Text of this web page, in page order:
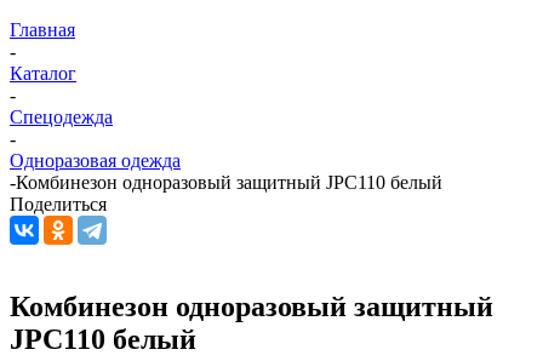
Главная
-
Каталог
-
Спецодежда
-
Одноразовая одежда
-Комбинезон одноразовый защитный JPC110 белый
Поделиться
Комбинезон одноразовый защитный
JPC110 белый